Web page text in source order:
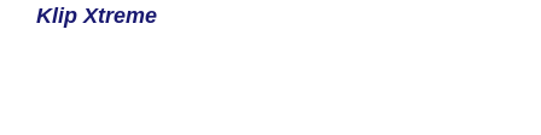
Klip Xtreme